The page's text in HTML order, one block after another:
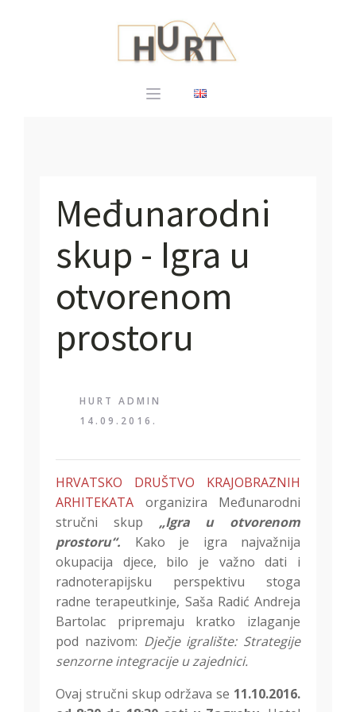
Međunarodni
skup - Igra u
otvorenom
prostoru
HURT ADMIN
14.09.2016.
HRVATSKO DRUŠTVO KRAJOBRAZNIH
ARHITEKATA organizira Međunarodni
stručni skup „Igra u otvorenom
prostoru“. Kako je igra najvažnija
okupacija djece, bilo je važno dati i
radnoterapijsku perspektivu stoga
radne terapeutkinje, Saša Radić Andreja
Bartolac pripremaju kratko izlaganje
pod nazivom: Dječje igralište: Strategije
senzorne integracije u zajednici.
Ovaj stručni skup održava se 11.10.2016.